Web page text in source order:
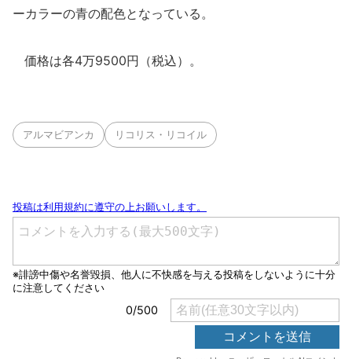
ーカラーの青の配色となっている。
価格は各4万9500円（税込）。
アルマビアンカ リコリス・リコイル